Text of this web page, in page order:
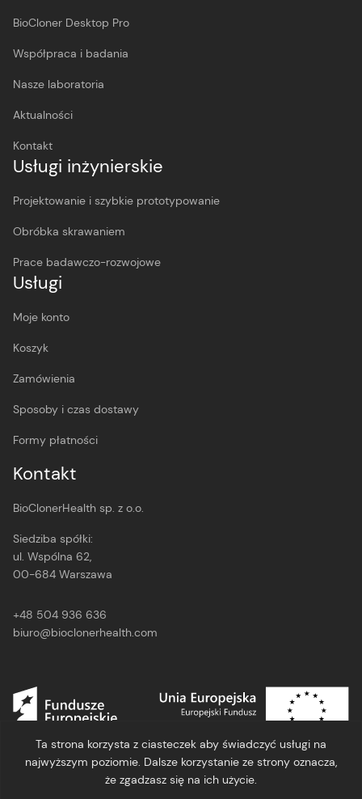
Ta strona korzysta z ciasteczek aby świadczyć usługi na
najwyższym poziomie. Dalsze korzystanie ze strony oznacza,
że zgadzasz się na ich użycie.
BioCloner Desktop Pro
Współpraca i badania
Nasze laboratoria
Aktualności
Kontakt
Usługi inżynierskie
Projektowanie i szybkie prototypowanie
Obróbka skrawaniem
Prace badawczo-rozwojowe
Usługi
Moje konto
Koszyk
Zamówienia
Sposoby i czas dostawy
Formy płatności
Kontakt
BioClonerHealth sp. z o.o.
Siedziba spółki:
ul. Wspólna 62,
00-684 Warszawa
+48 504 936 636
biuro@bioclonerhealth.com